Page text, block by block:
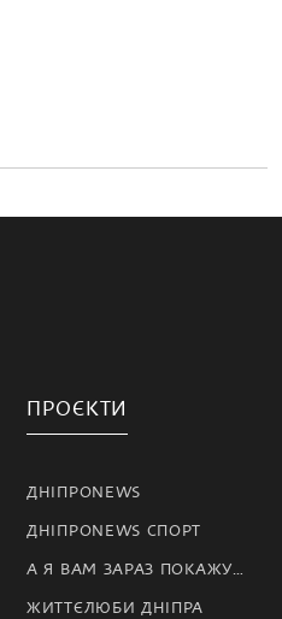
ПРОЄКТИ
ДНІПРОNEWS
ДНІПРОNEWS СПОРТ
А Я ВАМ ЗАРАЗ ПОКАЖУ…
ЖИТТЄЛЮБИ ДНІПРА